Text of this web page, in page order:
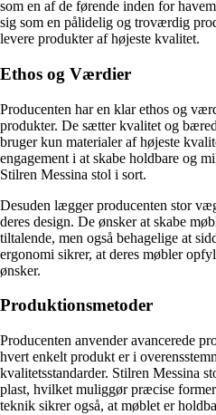
som en af de førende inden for
sig som en pålidelig og troværdig
levere produkter af højeste kvalitet.
Ethos og Værdier
Producenten har en klar ethos og
produkter. De sætter kvalitet og
bruger kun materialer af højeste
engagement i at skabe holdbare og
Stilren Messina stol i sort.
Desuden lægger producenten stor
deres design. De ønsker at skabe
tiltalende, men også behagelige at
ergonomi sikrer, at deres møbler
ønsker.
Produktionsmetoder
Producenten anvender avancerede
hvert enkelt produkt er i
kvalitetsstandarder. Stilren Messina
plast, hvilket muliggør præcise
teknik sikrer også, at møblet er